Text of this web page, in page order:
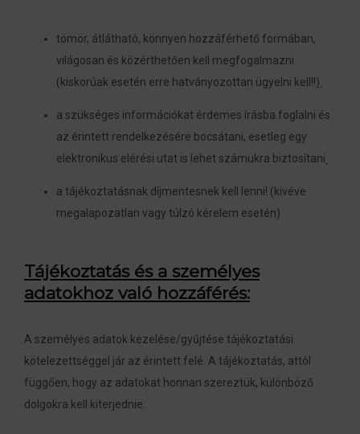
tömör, átlátható, könnyen hozzáférhető formában,
világosan és közérthetően kell megfogalmazni
(kiskorúak esetén erre hatványozottan ügyelni kell!!)
a szükséges információkat érdemes írásba foglalni és
az érintett rendelkezésére bocsátani, esetleg egy
elektronikus elérési utat is lehet számukra biztosítani
a tájékoztatásnak díjmentesnek kell lenni! (kivéve
megalapozatlan vagy túlzó kérelem esetén)
Tájékoztatás és a személyes
adatokhoz való hozzáférés:
A személyes adatok kezelése/gyűjtése tájékoztatási
kötelezettséggel jár az érintett felé. A tájékoztatás, attól
függően, hogy az adatokat honnan szereztük, különböző
dolgokra kell kiterjednie.